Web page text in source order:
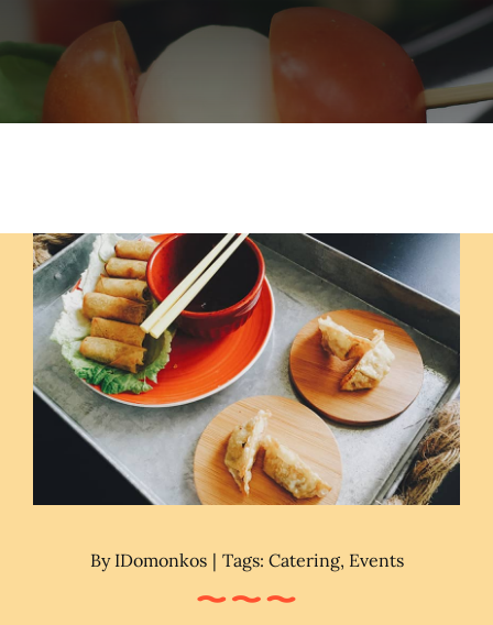
Szolgáltatások
Sportolási lehetőségek
Egyéb
Rólunk
By IDomonkos | Tags: Catering, Events